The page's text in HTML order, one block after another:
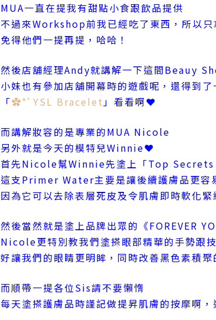
MUA一直在提我有甜點小食跟飲品提供
不過來Workshop前我已經吃了東西，所以只
免得他們一提再提，哈哈！
然後店舖經理Andy就講解一下這間Beauy
小妹也有參加店舖開幕時的遊戲呢，還得到
「✿*ﾟYSL Bracelet」看看啊❤
而講解妝容的是專業的MUA Nicole
另外就是今天的模特兒Winnie❤
首先Nicole幫Winnie先塗上「Top
這支Primer Water主要是讓後續護膚品更容
因為它可以去除表層死皮及令肌膚即時軟化緊
然後當然就是塗上品牌出眾的《FOREVER
Nicole更特別教我們塗搽眼部精華的手勢跟
好讓我們的眼睛更明眸，同時改善黑色素積聚
而順帶一提各位Sis請不要懶惰
每天塗搽護膚品時謹記做提昇肌膚的按摩啊，